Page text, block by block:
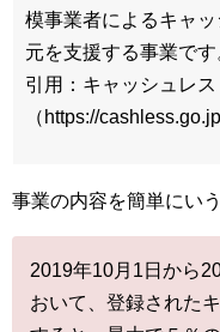
模事業者によるキャ
元を支援する事業です
引用：キャッシュレ
（https://
事業の内容を簡単にい
2019年10月1日から
おいて、登録された